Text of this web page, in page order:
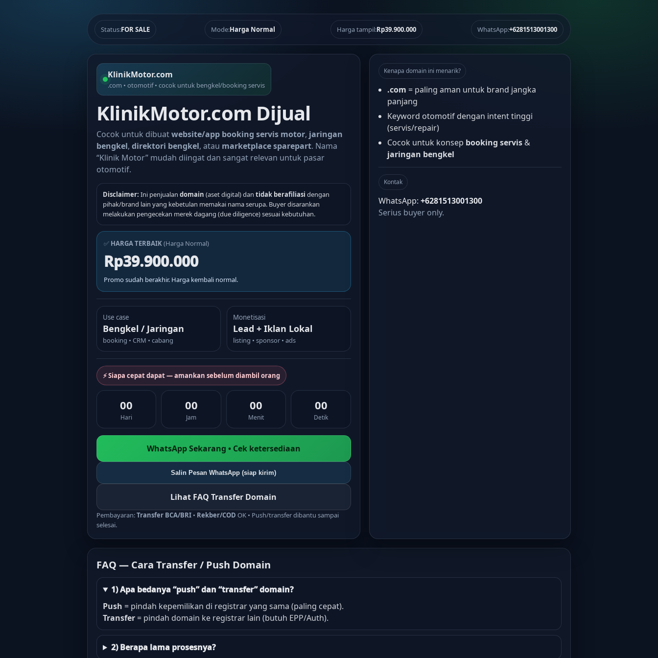
Status:FOR SALE Mode:Harga Normal Harga tampil:Rp39.900.000 WhatsApp:+6281513001300
KlinikMotor.com
.com • otomotif • cocok untuk bengkel/booking servis
KlinikMotor.com Dijual
Cocok untuk dibuatwebsite/app booking servis motor, jaringan
bengkel, direktori bengkel, atau marketplace sparepart. Nama
“Klinik Motor” mudah diingat dan sangat relevan untuk pasar
otomotif.
Disclaimer: Ini penjualan domain (aset digital) dan tidak berafiliasi dengan
pihak/brand lain yang kebetulan memakai nama serupa. Buyer disarankan
melakukan pengecekan merek dagang (due diligence) sesuai kebutuhan.
✅ HARGA TERBAIK(Harga Normal)
Rp39.900.000
Promo sudah berakhir. Harga kembali normal.
Use case
Bengkel / Jaringan
booking • CRM • cabang
Monetisasi
Lead + Iklan Lokal
listing • sponsor • ads
⚡ Siapa cepat dapat — amankan sebelum diambil orang
00
Hari
00
Jam
00
Menit
00
Detik
WhatsApp Sekarang • Cek ketersediaan
Salin Pesan WhatsApp (siap kirim)
Lihat FAQ Transfer Domain
Pembayaran:Transfer BCA/BRI • Rekber/COD OK • Push/transfer dibantu sampai
selesai.
Kenapa domain ini menarik?
.com = paling aman untuk brand jangka
panjang
Keyword otomotif dengan intent tinggi
(servis/repair)
Cocok untuk konsep booking servis&
jaringan bengkel
Kontak
WhatsApp: +6281513001300
Serius buyer only.
FAQ — Cara Transfer / Push Domain
1) Apa bedanya “push” dan “transfer” domain?
Push = pindah kepemilikan di registrar yang sama (paling cepat).
Transfer = pindah domain ke registrar lain (butuh EPP/Auth).
2) Berapa lama prosesnya?